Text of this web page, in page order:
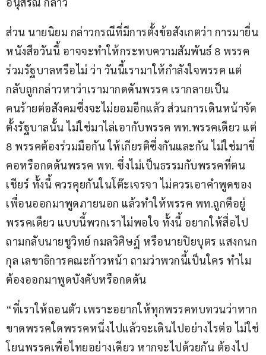
ส่วน นายนิยม กล่าวกรณีที่มีการตั้งข้อสังเกตว่า การมายื่น
หนังสือวันนี้ อาจจะทำให้กระทบความสัมพันธ์ 8 พรรค
ร่วมรัฐบาลหรือไม่ ว่า วันนี้เรามาให้กำลังใจพรรค แต่
กลับถูกกล่าวหาว่าเรามากดดันพรรค เรากลายเป็น
คนร้ายต่อสังคมซึ่งจะไม่ยอมอีกแล้ว ส่วนการเดินหน้าจัด
ตั้งรัฐบาลนั้น ไม่ใช่มาไล่เอากับพรรค พท.พรรคเดียว แต่
8 พรรคต้องร่วมมือกัน ให้เกียรติซึ่งกันและกัน ไม่ใช่มาขี่
คอหรือกดดันพรรค พท. ซึ่งไม่เป็นธรรมกับพรรคที่ตน
เชียร์ ทั้งนี้ ควรคุยกันในโต๊ะเจรจา ไม่ควรเอาคำพูดของ
เพื่อนออกมาพูดภายนอก แล้วทำให้พรรค พท.ถูกตีอยู่
พรรคเดียว แบบนี้พวกเราไม่พอใจ ทั้งนี้ อยากให้สื่อไป
ถามกลับนายชูวิทย์ กมลวิศิษฎ์ หรือนายปิยบุตร แสงกนก
กุล เลขาธิการคณะก้าวหน้า ถามว่าพวกนี้เป็นใคร ทำไม
ต้องออกมาพูดบังคับหรือกดดัน
“ที่เราให้ถอนตัว เพราะอยากให้ทุกพรรคทบทวนว่าหาก
ขาดพรรคใดพรรคหนึ่งไปแล้วจะเดินไปอย่างไรต่อ ไม่ใช่
โยนพรรคเพื่อไทยอย่างเดียว หากจะไปด้วยกัน ต้องไป